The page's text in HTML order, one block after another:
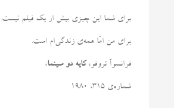
برای شما این چیزی بیش از یک فیلم نیست.
برای من امّا همه‌ی زندگی‌ام است.
فرانسوآ تروفو، کایه دو سینما،
شماره‌ی ۳۱۵، ۱۹۸۰